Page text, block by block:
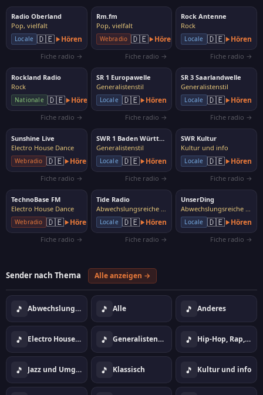
Radio Oberland
Pop, vielfalt
Locale 🇩🇪 Hören
Fiche radio →
Rm.fm
Pop, vielfalt
Webradio 🇩🇪 Hören
Fiche radio →
Rock Antenne
Rock
Locale 🇩🇪 Hören
Fiche radio →
Rockland Radio
Rock
Nationale 🇩🇪 Hören
Fiche radio →
SR 1 Europawelle
Generalistenstil
Locale 🇩🇪 Hören
Fiche radio →
SR 3 Saarlandwelle
Generalistenstil
Locale 🇩🇪 Hören
Fiche radio →
Sunshine Live
Electro House Dance
Webradio 🇩🇪 Hören
Fiche radio →
SWR 1 Baden Württemberg
Generalistenstil
Locale 🇩🇪 Hören
Fiche radio →
SWR Kultur
Kultur und info
Locale 🇩🇪 Hören
Fiche radio →
TechnoBase FM
Electro House Dance
Webradio 🇩🇪 Hören
Fiche radio →
Tide Radio
Abwechslungsreiche Musik
Locale 🇩🇪 Hören
Fiche radio →
UnserDing
Abwechslungsreiche Musik
Locale 🇩🇪 Hören
Fiche radio →
Sender nach Thema Alle anzeigen →
🎵 Abwechslungsreiche Musik 🎵 Alle 🎵 Anderes
🎵 Electro House Dance 🎵 Generalistenstil 🎵 Hip-Hop, Rap, Urban
🎵 Jazz und Umgebung 🎵 Klassisch 🎵 Kultur und info